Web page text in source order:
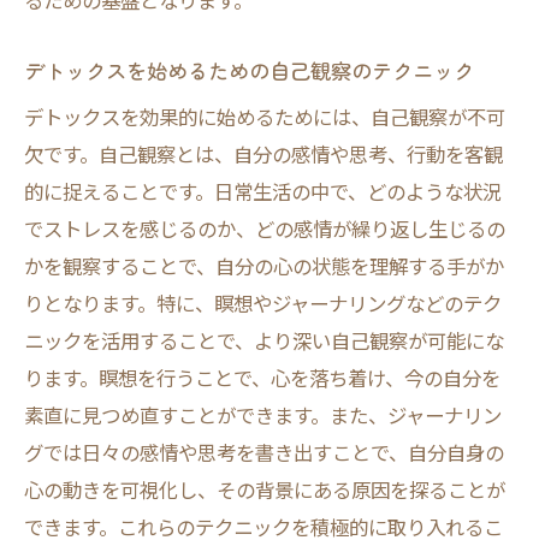
習慣
ヨガやストレッチで得られる心の安定
方法
心のバランスを保つためのリラクゼーショ
ンテクニック
信頼できる人と分かち合うことで得られる心の
軽さ
信頼関係が心のデトックスに効果的な理由
感情を共有することの心理的なメリット
信頼できる人とのコミュニケーションの重
要性
心の重荷を分かち合うための対話のコツ
デトックスを始めるための自己観察のテクニック
デトックスを効果的に始めるためには、自己観察が不可
欠です。自己観察とは、自分の感情や思考、行動を客観
的に捉えることです。日常生活の中で、どのような状況
でストレスを感じるのか、どの感情が繰り返し生じるの
かを観察することで、自分の心の状態を理解する手がか
りとなります。特に、瞑想やジャーナリングなどのテク
ニックを活用することで、より深い自己観察が可能にな
ります。瞑想を行うことで、心を落ち着け、今の自分を
素直に見つめ直すことができます。また、ジャーナリン
グでは日々の感情や思考を書き出すことで、自分自身の
心の動きを可視化し、その背景にある原因を探ることが
できます。これらのテクニックを積極的に取り入れるこ